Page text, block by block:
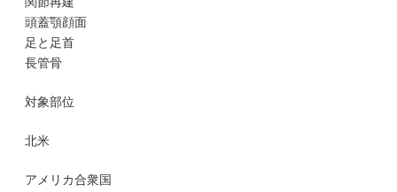
頭蓋顎顔面
足と足首
長管骨
対象部位
北米
アメリカ合衆国